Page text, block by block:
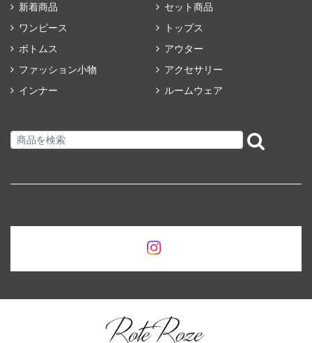
新着商品
セット商品
ワンピース
トップス
ボトムス
アウター
ファッション小物
アクセサリー
インナー
ルームウェア